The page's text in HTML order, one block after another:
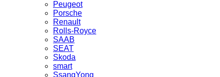
Peugeot
Porsche
Renault
Rolls-Royce
SAAB
SEAT
Skoda
smart
SsangYong